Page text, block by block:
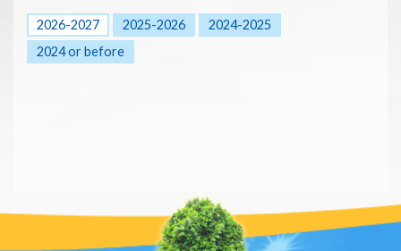
2026-2027 2025-2026
2024-2025
2024 or before